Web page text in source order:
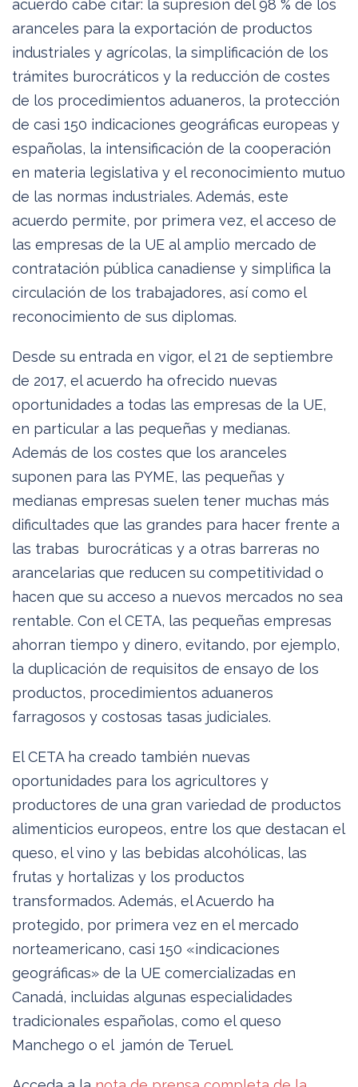
acuerdo cabe citar: la supresión del 98 % de los
aranceles para la exportación de productos
industriales y agrícolas, la simplificación de los
trámites burocráticos y la reducción de costes
de los procedimientos aduaneros, la protección
de casi 150 indicaciones geográficas europeas y
españolas, la intensificación de la cooperación
en materia legislativa y el reconocimiento mutuo
de las normas industriales. Además, este
acuerdo permite, por primera vez, el acceso de
las empresas de la UE al amplio mercado de
contratación pública canadiense y simplifica la
circulación de los trabajadores, así como el
reconocimiento de sus diplomas.
Desde su entrada en vigor, el 21 de septiembre
de 2017, el acuerdo ha ofrecido nuevas
oportunidades a todas las empresas de la UE,
en particular a las pequeñas y medianas.
Además de los costes que los aranceles
suponen para las PYME, las pequeñas y
medianas empresas suelen tener muchas más
dificultades que las grandes para hacer frente a
las trabas burocráticas y a otras barreras no
arancelarias que reducen su competitividad o
hacen que su acceso a nuevos mercados no sea
rentable. Con el CETA, las pequeñas empresas
ahorran tiempo y dinero, evitando, por ejemplo,
la duplicación de requisitos de ensayo de los
productos, procedimientos aduaneros
farragosos y costosas tasas judiciales.
El CETA ha creado también nuevas
oportunidades para los agricultores y
productores de una gran variedad de productos
alimenticios europeos, entre los que destacan el
queso, el vino y las bebidas alcohólicas, las
frutas y hortalizas y los productos
transformados. Además, el Acuerdo ha
protegido, por primera vez en el mercado
norteamericano, casi 150 «indicaciones
geográficas» de la UE comercializadas en
Canadá, incluidas algunas especialidades
tradicionales españolas, como el queso
Manchego o el jamón de Teruel.